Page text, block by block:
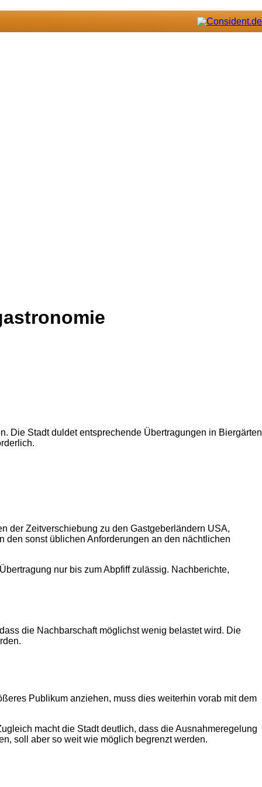
Die Stadt duldet entsprechende Übertragungen in Biergärten
der Zeitverschiebung zu den Gastgeberländern USA,
den sonst üblichen Anforderungen an den nächtlichen
nur bis zum Abpfiff zulässig. Nachberichte,
die Nachbarschaft möglichst wenig belastet wird. Die
Publikum anziehen, muss dies weiterhin vorab mit dem
macht die Stadt deutlich, dass die Ausnahmeregelung
soll aber so weit wie möglich begrenzt werden.